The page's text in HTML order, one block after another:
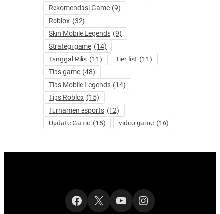
Rekomendasi Game (9)
Roblox (32)
Skin Mobile Legends (9)
Strategi game (14)
Tanggal Rilis (11) Tier list (11)
Tips game (48)
Tips Mobile Legends (14)
Tips Roblox (15)
Turnamen esports (12)
Update Game (18) video game (16)
Facebook
X YouTubeInstagram